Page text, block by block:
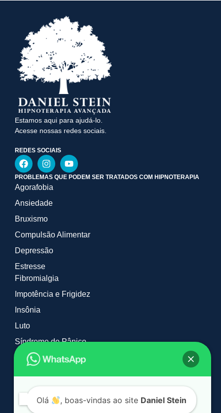
Estamos aqui para ajudá-lo.
Acesse nossas redes sociais.
REDES SOCIAIS
PROBLEMAS QUE PODEM SER TRATADOS COM HIPNOTERAPIA
Agorafobia
Ansiedade
Bruxismo
Compulsão Alimentar
Depressão
Estresse
Fibromialgia
Impotência e Frigidez
Insônia
Luto
Síndrome do Pânico
Tabagismo e Vícios
TOC
Olá , boas-vindas ao site Daniel Stein